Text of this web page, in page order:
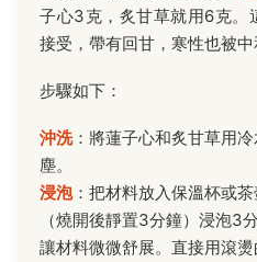
子心3克，炙甘草就用6克。
接受，帶有回甘，寒性也被中
步驟如下：
沖洗：將蓮子心和炙甘草用
塵。
浸泡：把材料放入保溫杯或
（燒開後靜置3分鐘）浸泡3
讓材料微微舒展。直接用滾